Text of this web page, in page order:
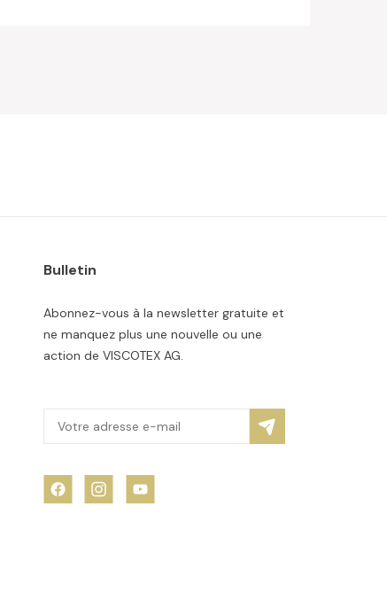
Bulletin
Abonnez-vous à la newsletter gratuite et
ne manquez plus une nouvelle ou une
action de VISCOTEX AG.